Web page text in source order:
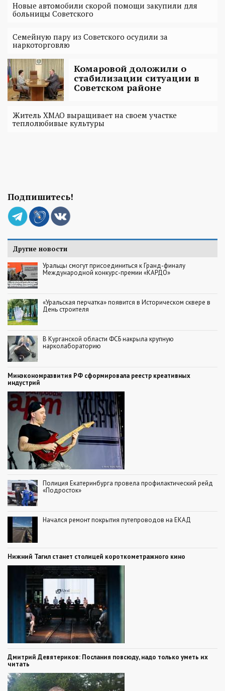
Новые автомобили скорой помощи закупили для
больницы Советского
Семейную пару из Советского осудили за
наркоторговлю
Комаровой доложили о
стабилизации ситуации в
Советском районе
Житель ХМАО выращивает на своем участке
теплолюбивые культуры
Подпишитесь!
Другие новости
Уральцы смогут присоединиться к Гранд-финалу
Международной конкурс-премии «КАРДО»
«Уральская перчатка» появится в Историческом сквере в
День строителя
В Курганской области ФСБ накрыла крупную
нарколабораторию
Минэкономразвития РФ сформировала реестр креативных
индустрий
Полиция Екатеринбурга провела профилактический рейд
«Подросток»
Начался ремонт покрытия путепроводов на ЕКАД
Нижний Тагил станет столицей короткометражного кино
Дмитрий Девятериков: Послания повсюду, надо только уметь их
читать